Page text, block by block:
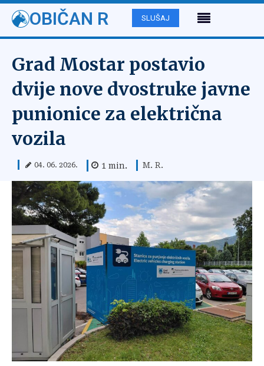
OBIČAN R SLUŠAJ
Grad Mostar postavio
dvije nove dvostruke javne
punionice za električna
vozila
04. 06. 2026. 1 min. M. R.